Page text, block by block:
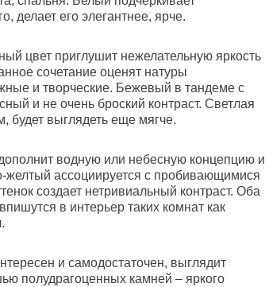
делает его элегантнее, ярче.
цвет приглушит нежелательную яркость
сочетание оценят натуры
и творческие. Бежевый в тандеме с
и не очень броский контраст. Светлая
будет выглядеть еще мягче.
водную или небесную концепцию и
желтый ассоциируется с пробивающимися
создает нетривиальный контраст. Оба
в интерьер таких комнат как
и самодостаточен, выглядит
полудрагоценных камней – яркого